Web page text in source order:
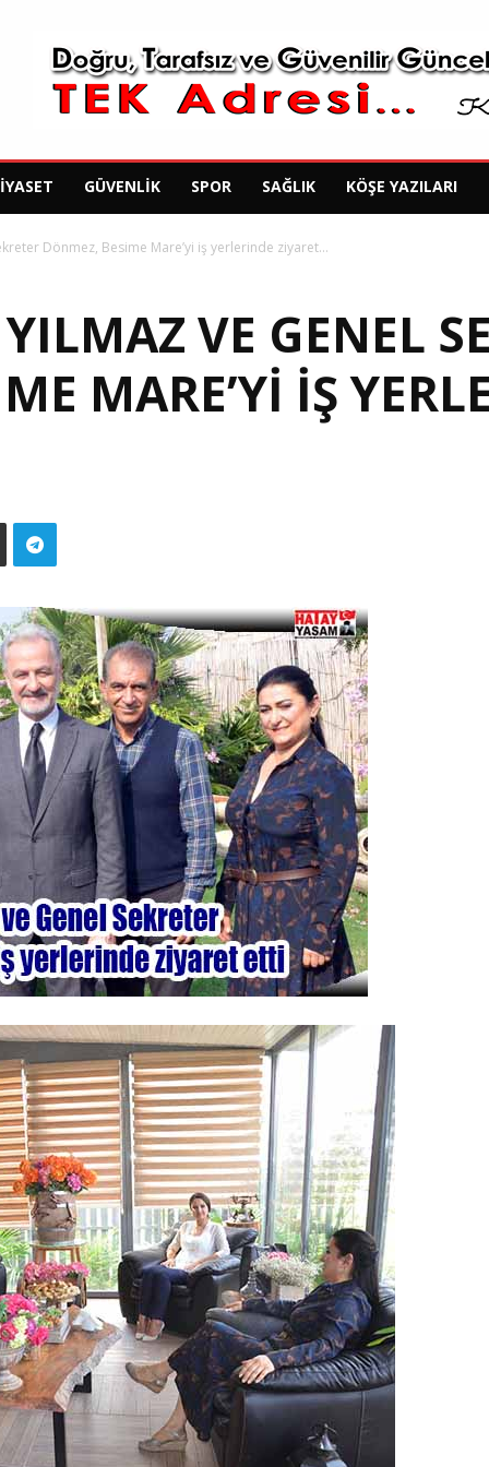
GÜVENLIK SPOR SAĞLIK KÖŞE YAZILARI
Dönmez, Besime Mare’yi iş yerlerinde ziyaret...
VE GENEL
MARE’YI IŞ